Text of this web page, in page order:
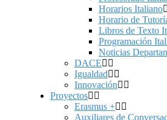
Horarios Italiano
Horario de
Libros de Texto
Programación
Noticias
DACE
Igualdad
Innovación
Proyectos
Erasmus +
Auxiliares de